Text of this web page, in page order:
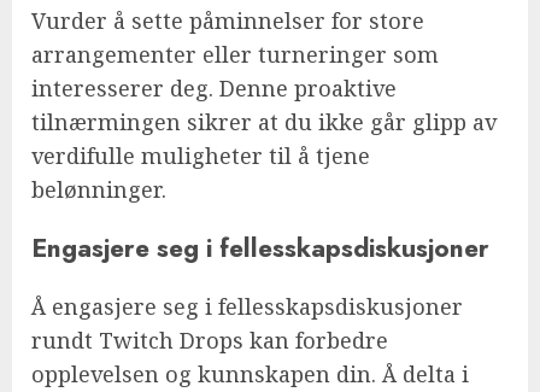
Vurder å sette påminnelser for store
arrangementer eller turneringer som
interesserer deg. Denne proaktive
tilnærmingen sikrer at du ikke går glipp av
verdifulle muligheter til å tjene
belønninger.
Engasjere seg i fellesskapsdiskusjoner
Å engasjere seg i fellesskapsdiskusjoner
rundt Twitch Drops kan forbedre
opplevelsen og kunnskapen din. Å delta i